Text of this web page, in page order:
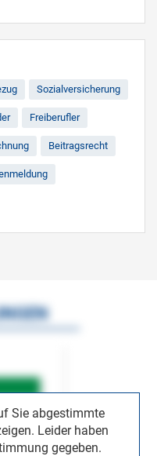
Sozialversicherung
Freiberufler
Beitragsrecht
Sie abgestimmte
Leider haben
gegeben.